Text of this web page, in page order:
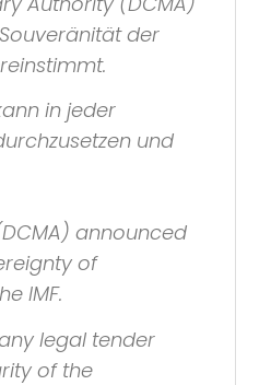
der
in jeder
und
announced
of
IMF.
legal tender
of the